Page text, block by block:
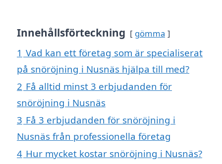
Innehållsförteckning gömma
1 Vad kan ett företag som är specialiserat
på snöröjning i Nusnäs hjälpa till med?
2 Få alltid minst 3 erbjudanden för
snöröjning i Nusnäs
3 Få 3 erbjudanden för snöröjning i
Nusnäs från professionella företag
4 Hur mycket kostar snöröjning i Nusnäs?